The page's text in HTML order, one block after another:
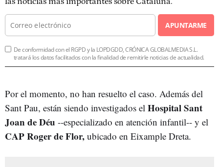
APUNTARME
De conformidad con el RGPD y la LOPDGDD, CRÓNICA GLOBALMEDIA S.L.
tratará los datos facilitados con la finalidad de remitirle noticias de actualidad.
Por el momento, no han resuelto el caso. Además del
Sant Pau, están siendo investigados el Hospital Sant
Joan de Déu --especializado en atención infantil-- y el
CAP Roger de Flor, ubicado en Eixample Dreta.